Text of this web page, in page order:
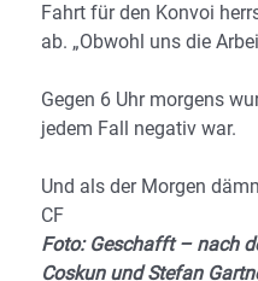
Fahrt für den Konvoi
ab. „Obwohl uns die
Gegen 6 Uhr morgens
jedem Fall negativ war.
Und als der Morgen
CF
Foto: Geschafft – nach
Coskun und Stefan